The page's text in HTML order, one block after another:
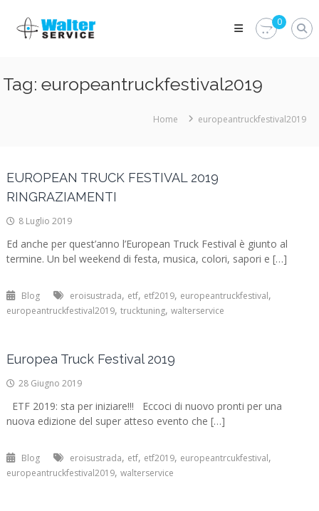
content
Walter
Service
parti
Walter
Srl
0
Tag:europeantruckfestival2019
Home europeantruckfestival2019
EUROPEAN TRUCK FESTIVAL 2019
RINGRAZIAMENTI
8 Luglio 2019
Ed anche per quest’anno l’European Truck Festival è giunto al
termine. Un bel weekend di festa, musica, colori, sapori e […]
Blog eroisustrada, etf, etf2019, europeantruckfestival,
europeantruckfestival2019, trucktuning, walterservice
Europea Truck Festival 2019
28 Giugno 2019
ETF 2019: sta per iniziare!!! Eccoci di nuovo pronti per una
nuova edizione del super atteso evento che […]
Blog eroisustrada, etf, etf2019, europeantrcukfestival,
europeantruckfestival2019, walterservice